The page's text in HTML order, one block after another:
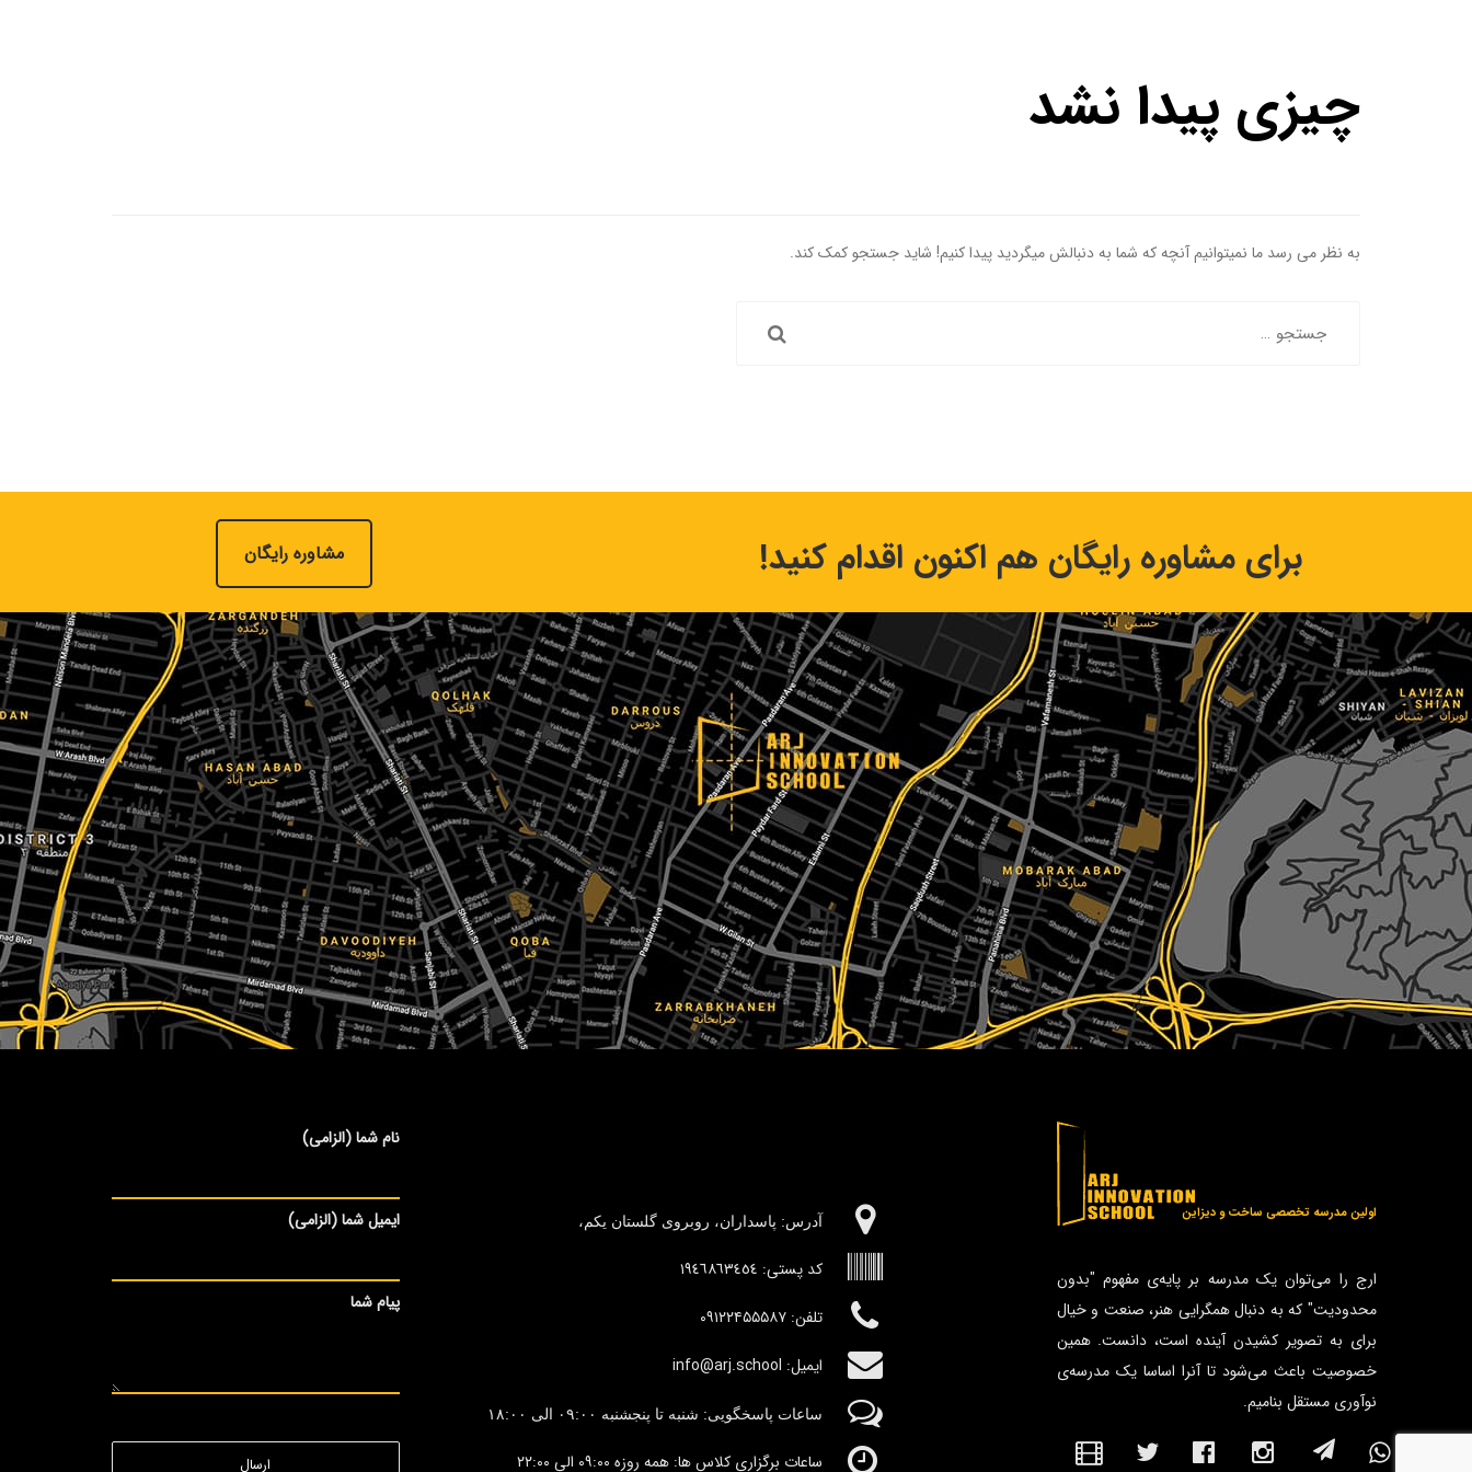
چیزی پیدا نشد
به نظر می رسد ما نمیتوانیم آنچه که شما به دنبالش میگردید پیدا کنیم! شاید جستجو کمک کند.
مشاوره رایگان برای مشاوره رایگان هم اکنون اقدام کنید!
اولین مدرسه تخصصی ساخت و دیزاین
ارج را می‌توان یک مدرسه بر پایه‌ی مفهوم "بدون
محدودیت" که به دنبال همگرایی هنر، صنعت و خیال
برای به تصویر کشیدن آینده است، دانست. همین
خصوصیت باعث می‌شود تا آنرا اساسا یک مدرسه‌ی
نوآوری مستقل بنامیم.
آدرس:‌ پاسداران، روبروی گلستان یکم،
کد پستی: ١٩٤٦٨٦٣٤٥٤
تلفن: ۰۹۱۲۲۴۵۵۵۸۷
ایمیل: info@arj.school
ساعات پاسخگویی: شنبه تا پنجشنبه ٠۹:۰۰ الی ١٨:٠٠
ساعات برگزاری کلاس ها: همه روزه ۰۹:۰۰ الی ۲۲:۰۰
نام شما (الزامی)
ایمیل شما (الزامی)
پیام شما
ارسال